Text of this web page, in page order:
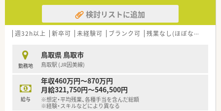
〈研修制度〉
■新入社員研修・OJT研修・スキルアップ研修・海外研修・接遇研
修があります。
■鳥取県内で８店舗展開する調剤薬局です。
鳥取市内で在宅も積極的に対応されています。
■健康サポート薬局として定期的な健康イベントを開催されて
います。
安心・安全な仕組みとして、調剤監査システムとして「監査支援
システム」「一包化監査支援システム」「散剤監査機」「電子薬歴管
理システム」を導入しています。
検討リストに追加
週32h以上 新卒可 未経験可 ブランク可 残業なし(ほぼなし含む)
勤務地
鳥取県 鳥取市
鳥取駅 (JR因美線)
給与
年収460万円～870万円
月給321,750円～546,500円
※想定・平均残業、各種手当を含んだ総額
※経験・スキルなどにより異なる